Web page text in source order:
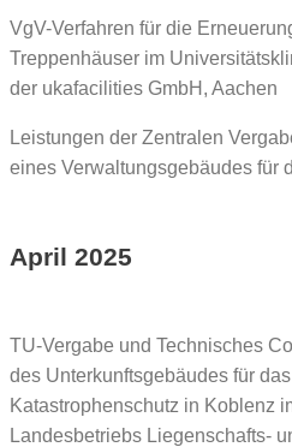
VgV-Verfahren für die
Treppenhäuser im
der ukafacilities GmbH, Aachen
Leistungen der Zentralen
eines Verwaltungsgebäudes für
April 2025
TU-Vergabe und Technisches
des Unterkunftsgebäudes für
Katastrophenschutz in Koblenz
Landesbetriebs Liegenschafts-